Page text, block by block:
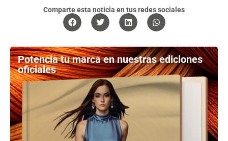
Comparte esta noticia en tus redes sociales
Potencia tu marca en nuestras ediciones
oficiales